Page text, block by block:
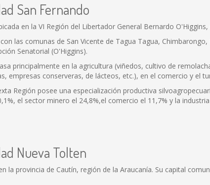
San Fernando
en la VI Región del Libertador General Bernardo
las comunas de San Vicente de Tagua Tagua,
Senatorial (O'Higgins).
principalmente en la agricultura (viñedos, cultivo de
empresas conserveras, de lácteos, etc.), en el comercio y el
Región posee una especialización productiva
el sector minero el 24,8%,el comercio el 11,7% y la
Nueva Tolten
la provincia de Cautín, región de la Araucanía. Su capital